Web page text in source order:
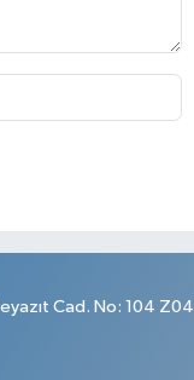
Cad. No: 104 Z04